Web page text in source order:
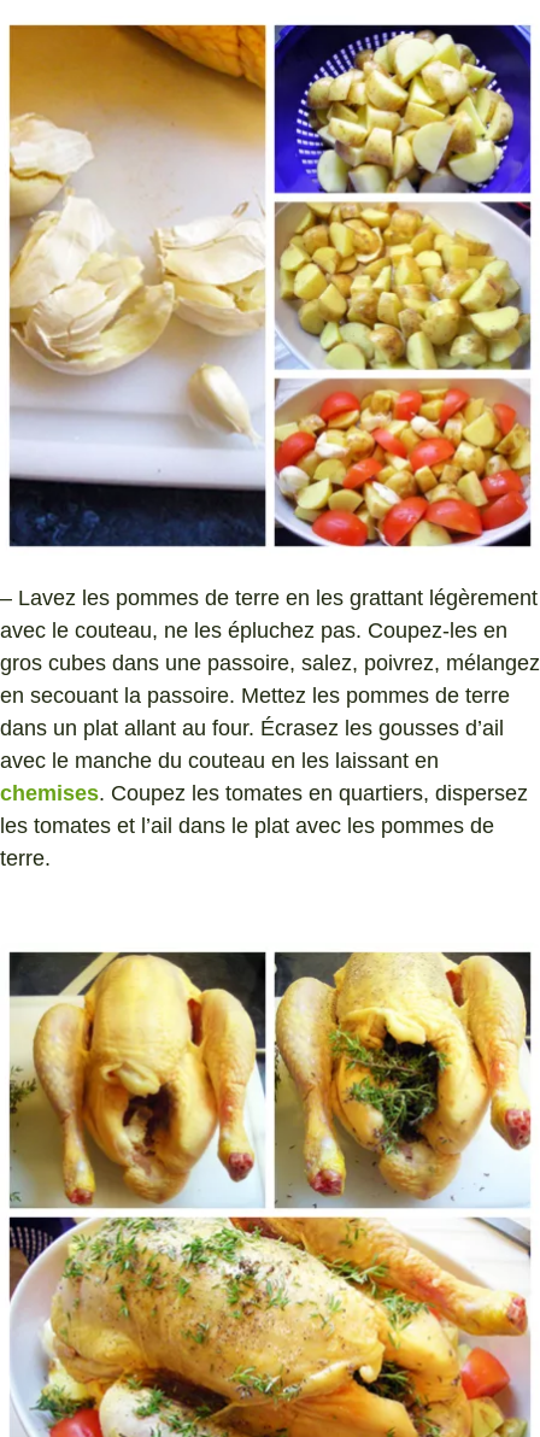
– Lavez les pommes de terre en les grattant légèrement
avec le couteau, ne les épluchez pas. Coupez-les en
gros cubes dans une passoire, salez, poivrez, mélangez
en secouant la passoire. Mettez les pommes de terre
dans un plat allant au four. Écrasez les gousses d’ail
avec le manche du couteau en les laissant en
chemises. Coupez les tomates en quartiers, dispersez
les tomates et l’ail dans le plat avec les pommes de
terre.